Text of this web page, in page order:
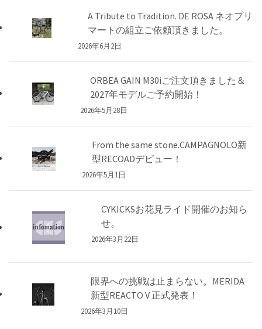
A Tribute to Tradition. DE ROSA ネオプリ
マートの組立ご依頼頂きました。
2026年6月2日
ORBEA GAIN M30iご注文頂きました＆
2027年モデルご予約開始！
2026年5月28日
From the same stone.CAMPAGNOLO新
型RECOADデビュー！
2026年5月1日
CYKICKSお花見ライド開催のお知ら
せ。
2026年3月22日
限界への挑戦は止まらない。MERIDA
新型REACTO V 正式発表！
2026年3月10日